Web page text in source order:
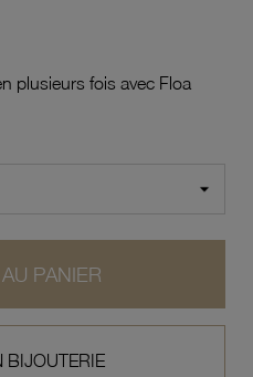
plusieurs fois avec Floa
PANIER
BIJOUTERIE